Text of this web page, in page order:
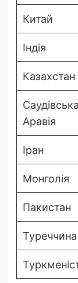
Китай
Індія
Казахстан
Саудівська
Аравія
Іран
Монголія
Пакистан
Туреччина